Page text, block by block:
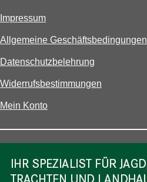
Impressum
Allgemeine Geschäftsbedingungen
Datenschutzbelehrung
Widerrufsbestimmungen
Mein Konto